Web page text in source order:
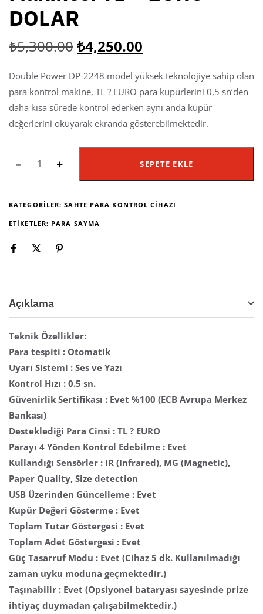
DOLAR
₺5,300.00₺4,250.00
Double Power DP-2248 model yüksek teknolojiye sahip olan
para kontrol makine, TL ? EURO para kupürlerini 0,5 sn’den
daha kısa sürede kontrol ederken aynı anda kupür
değerlerini okuyarak ekranda gösterebilmektedir.
SEPETE EKLE
KATEGORILER:SAHTE PARA KONTROL CIHAZI
ETIKETLER: PARA SAYMA
Açıklama
Teknik Özellikler:
Para tespiti : Otomatik
Uyarı Sistemi : Ses ve Yazı
Kontrol Hızı : 0.5 sn.
Güvenirlik Sertifikası : Evet %100 (ECB Avrupa Merkez
Bankası)
Desteklediği Para Cinsi : TL ? EURO
Parayı 4 Yönden Kontrol Edebilme : Evet
Kullandığı Sensörler : IR (Infrared), MG (Magnetic),
Paper Quality, Size detection
USB Üzerinden Güncelleme : Evet
Kupür Değeri Gösterme : Evet
Toplam Tutar Göstergesi : Evet
Toplam Adet Göstergesi : Evet
Güç Tasarruf Modu : Evet (Cihaz 5 dk. Kullanılmadığı
zaman uyku moduna geçmektedir.)
Taşınabilir : Evet (Opsiyonel bataryası sayesinde prize
ihtiyaç duymadan çalışabilmektedir.)